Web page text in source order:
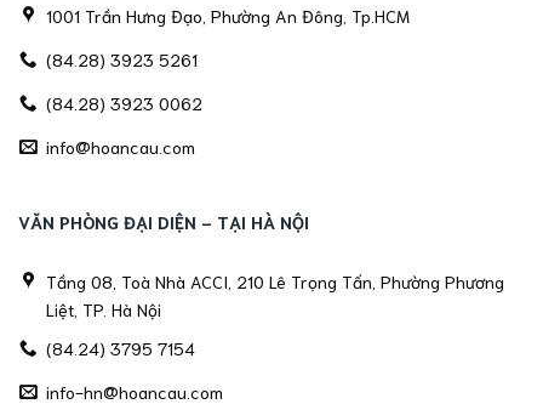
1001 Trần Hưng Đạo, Phường An Đông, Tp.HCM
(84.28) 3923 5261
(84.28) 3923 0062
info@hoancau.com
VĂN PHÒNG ĐẠI DIỆN - TẠI HÀ NỘI
Tầng 08, Toà Nhà ACCI, 210 Lê Trọng Tấn, Phường Phương
Liệt, TP. Hà Nội
(84.24) 3795 7154
info-hn@hoancau.com